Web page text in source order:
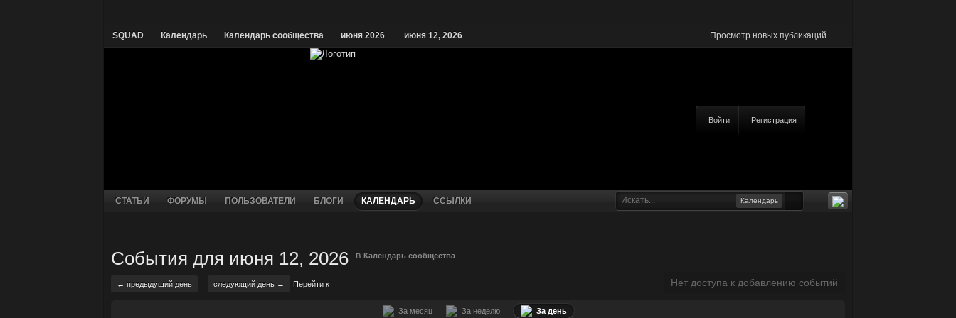
SQUAD Календарь Календарь сообщества июня 2026 июня 12, 2026 Просмотр новых публикаций
Войти Регистрация
Календарь
СТАТЬИ ФОРУМЫ ПОЛЬЗОВАТЕЛИ БЛОГИ КАЛЕНДАРЬ ССЫЛКИ
События для июня 12, 2026 вКалендарь сообщества
← предыдущий день следующий день → Перейти к Нет доступа к добавлению событий
За месяц За неделю За день